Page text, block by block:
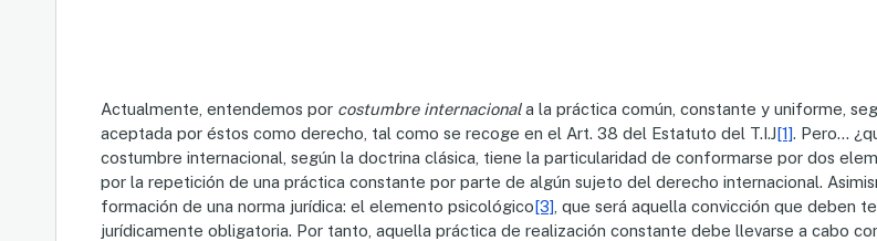
Actualmente, entendemos por costumbre internacionala la práctica común, constante y uniforme,
aceptada por éstos como derecho, tal como se recoge en el Art. 38 del Estatuto del T.I.J[1]. Pero…
costumbre internacional, según la doctrina clásica, tiene la particularidad de conformarse por dos
por la repetición de una práctica constante por parte de algún sujeto del derecho internacional.
formación de una norma jurídica: el elemento psicológico[3] , que será aquella convicción que deben
jurídicamente obligatoria. Por tanto, aquella práctica de realización constante debe llevarse a cabo